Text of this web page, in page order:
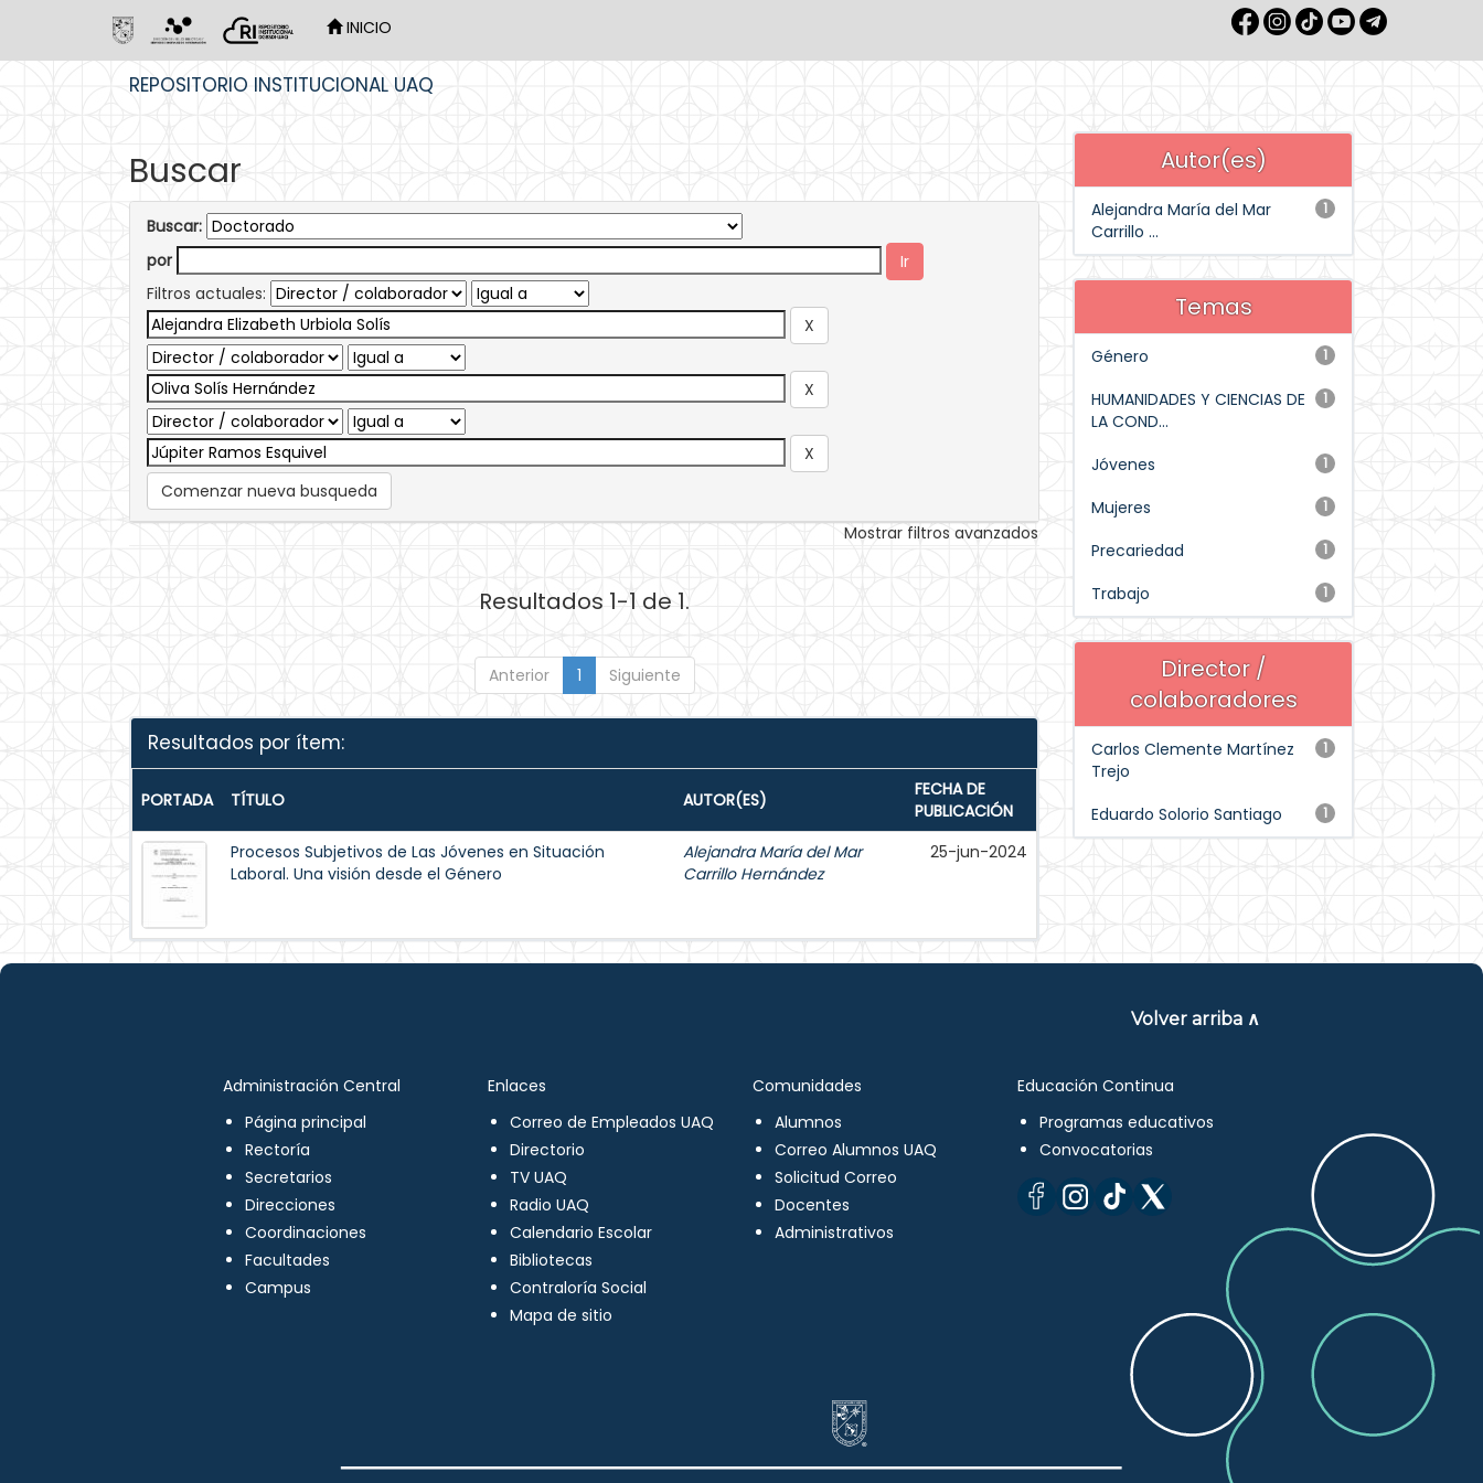
INICIO
REPOSITORIO INSTITUCIONAL UAQ
Buscar
Buscar:
por
Filtros actuales:
Comenzar nueva busqueda
Mostrar filtros avanzados
Resultados 1-1 de 1.
Anterior 1 Siguiente
Resultados por ítem:
PORTADA TÍTULO AUTOR(ES)
FECHA DE
PUBLICACIÓN
Procesos Subjetivos de Las Jóvenes en Situación
Laboral. Una visión desde el Género
Alejandra María del Mar
Carrillo Hernández
25-jun-2024
Autor(es)
1
Alejandra María del Mar
Carrillo ...
Temas
1
Género
1
HUMANIDADES Y CIENCIAS DE
LA COND...
1
Jóvenes
1
Mujeres
1
Precariedad
1
Trabajo
Director /
colaboradores
1
Carlos Clemente Martínez
Trejo
1
Eduardo Solorio Santiago
Volver arriba ∧
Administración Central
Página principal
Rectoría
Secretarios
Direcciones
Coordinaciones
Facultades
Campus
Enlaces
Correo de Empleados UAQ
Directorio
TV UAQ
Radio UAQ
Calendario Escolar
Bibliotecas
Contraloría Social
Mapa de sitio
Comunidades
Alumnos
Correo Alumnos UAQ
Solicitud Correo
Docentes
Administrativos
Educación Continua
Programas educativos
Convocatorias